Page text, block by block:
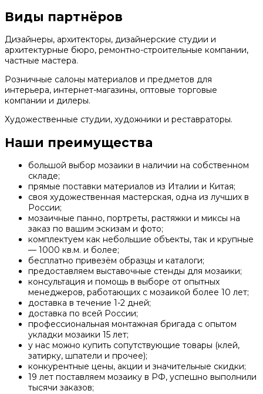
Виды партнёров
Дизайнеры, архитекторы, дизайнерские студии и
архитектурные бюро, ремонтно-строительные компании,
частные мастера.
Розничные салоны материалов и предметов для
интерьера, интернет-магазины, оптовые торговые
компании и дилеры.
Художественные студии, художники и реставраторы.
Наши преимущества
большой выбор мозаики в наличии на собственном
складе;
прямые поставки материалов из Италии и Китая;
своя художественная мастерская, одна из лучших в
России;
мозаичные панно, портреты, растяжки и миксы на
заказ по вашим эскизам и фото;
комплектуем как небольшие объекты, так и крупные
— 1000 кв.м. и более;
бесплатно привезём образцы и каталоги;
предоставляем выставочные стенды для мозаики;
консультация и помощь в выборе от опытных
менеджеров, работающих с мозаикой более 10 лет;
доставка в течение 1-2 дней;
доставка по всей России;
профессиональная монтажная бригада с опытом
укладки мозаики 15 лет;
у нас можно купить сопутствующие товары (клей,
затирку, шпатели и прочее);
конкурентные цены, акции и значительные скидки;
19 лет поставляем мозаику в РФ, успешно выполнили
тысячи заказов;